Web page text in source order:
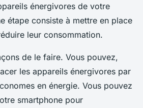
énergivores de votre
étape consiste à mettre en place
leur consommation.
de le faire. Vous pouvez,
les appareils énergivores par
en énergie. Vous pouvez
smartphone pour